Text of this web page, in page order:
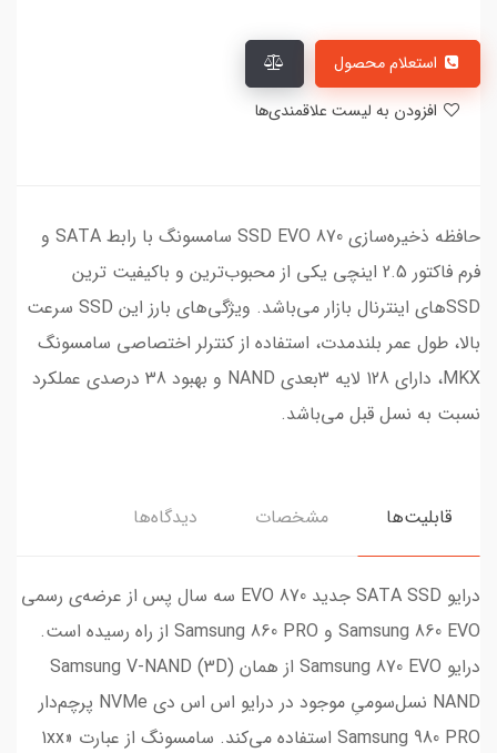
حافظه ذخیره‌سازی SSD EVO 870 سامسونگ با رابط SATA و
فرم فاکتور 2.5 اینچی یکی از محبوب‌ترین و باکیفیت ترین
SSDهای اینترنال بازار می‌باشد. ویژگی‌های بارز این SSD سرعت
بالا، طول عمر بلندمدت، استفاده از کنترلر اختصاصی سامسونگ
MKX، دارای 128 لایه 3بعدی NAND و بهبود 38 درصدی عملکرد
نسبت به نسل قبل می‌باشد.
قابلیت‌ها مشخصات دیدگاه‌ها
درایو SATA SSD جدید 870 EVO سه سال پس از عرضه‌ی رسمی
Samsung 860 EVO و Samsung 860 PRO از راه رسیده است.
درایو Samsung 870 EVO از همان (Samsung V-NAND (3D
NAND نسل‌سومیِ موجود در درایو اس اس دی NVMe پرچم‌دار
Samsung 980 PRO استفاده می‌کند. سامسونگ از عبارت «1xx